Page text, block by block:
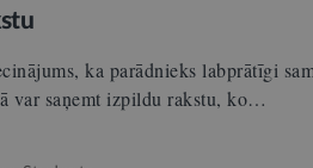
ka parādnieks labprātīgi
var saņemt izpildu rakstu, ko…